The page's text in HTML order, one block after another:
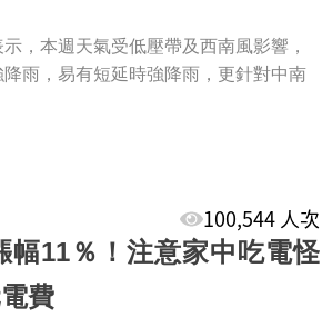
，本週天氣受低壓帶及西南風影響，
雨，易有短延時強降雨，更針對中南
100,544 人次
幅11％！注意家中吃電怪
費